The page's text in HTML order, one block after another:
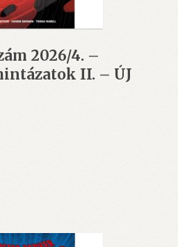
2026/4. –
II. – ÚJ